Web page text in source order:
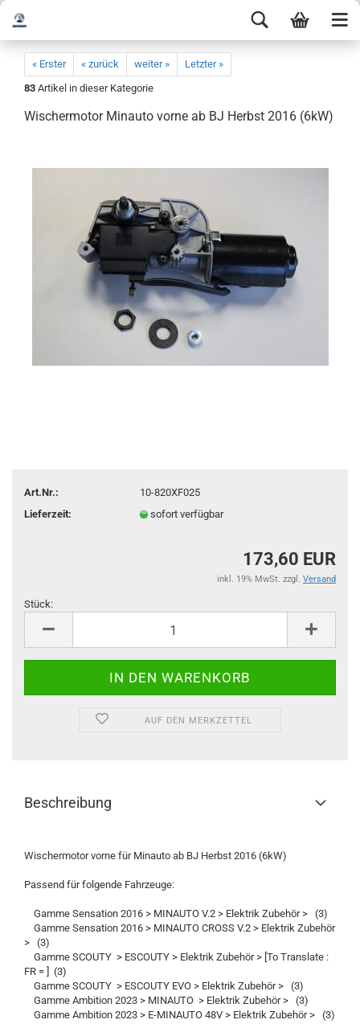
« Erster « zurück weiter »
Letzter »
83 Artikel in dieser Kategorie
Wischermotor Minauto vorne ab BJ Herbst 2016 (6kW)
Art.Nr.:
10-820XF025
Lieferzeit:
sofort verfügbar
173,60 EUR
inkl. 19% MwSt. zzgl. Versand
Stück:
AUF DEN MERKZETTEL
Beschreibung
Wischermotor vorne für Minauto ab BJ Herbst 2016 (6kW)
Passend für folgende Fahrzeuge:
Gamme Sensation 2016 > MINAUTO V.2 > Elektrik Zubehör > (3)
Gamme Sensation 2016 > MINAUTO CROSS V.2 > Elektrik Zubehör
> (3)
Gamme SCOUTY > ESCOUTY > Elektrik Zubehör > [To Translate :
FR = ] (3)
Gamme SCOUTY > ESCOUTY EVO > Elektrik Zubehör > (3)
Gamme Ambition 2023 > MINAUTO > Elektrik Zubehör > (3)
Gamme Ambition 2023 > E-MINAUTO 48V > Elektrik Zubehör > (3)